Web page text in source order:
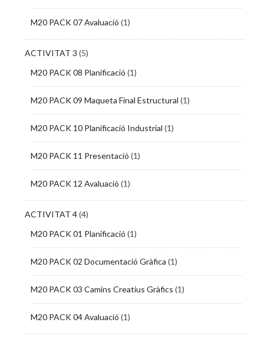
M20 PACK 07 Avaluació (1)
ACTIVITAT 3 (5)
M20 PACK 08 Planificació (1)
M20 PACK 09 Maqueta Final Estructural (1)
M20 PACK 10 Planificació Industrial (1)
M20 PACK 11 Presentació (1)
M20 PACK 12 Avaluació (1)
ACTIVITAT 4(4)
M20 PACK 01 Planificació (1)
M20 PACK 02 Documentació Gràfica (1)
M20 PACK 03 Camins Creatius Gràfics (1)
M20 PACK 04 Avaluació (1)